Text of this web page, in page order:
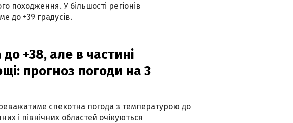
походження. У більшості регіонів
до +39 градусів.
+38, але в частині
прогноз погоди на 3
спекотна погода з температурою до
і північних областей очікуються